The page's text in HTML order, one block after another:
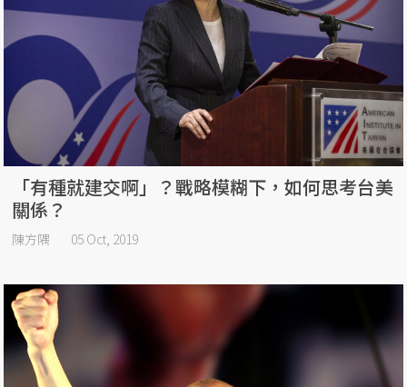
「有種就建交啊」？戰略模糊下，如何思考台美
關係？
陳方隅 05 Oct, 2019